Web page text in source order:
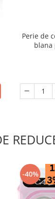
Perie de
-40%